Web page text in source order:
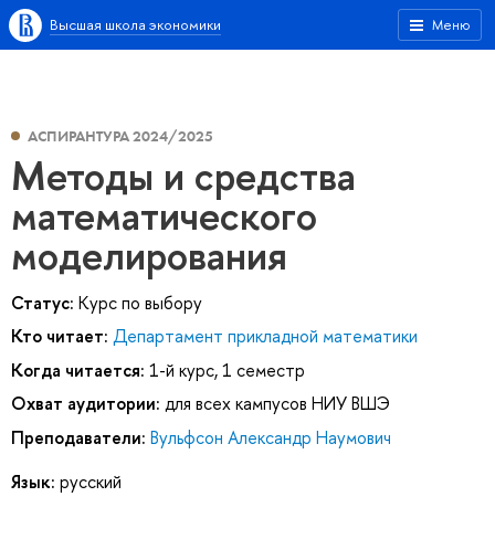
Меню
Высшая школа экономики
АСПИРАНТУРА 2024/2025
Методы и средства
математического
моделирования
Статус: Курс по выбору
Кто читает: Департамент прикладной математики
Когда читается: 1-й курс, 1 семестр
Охват аудитории: для всех кампусов НИУ ВШЭ
Преподаватели: Вульфсон Александр Наумович
Язык: русский